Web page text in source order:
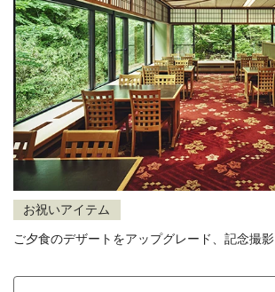
お祝いアイテム
ご夕食のデザートをアップグレード、記念撮影